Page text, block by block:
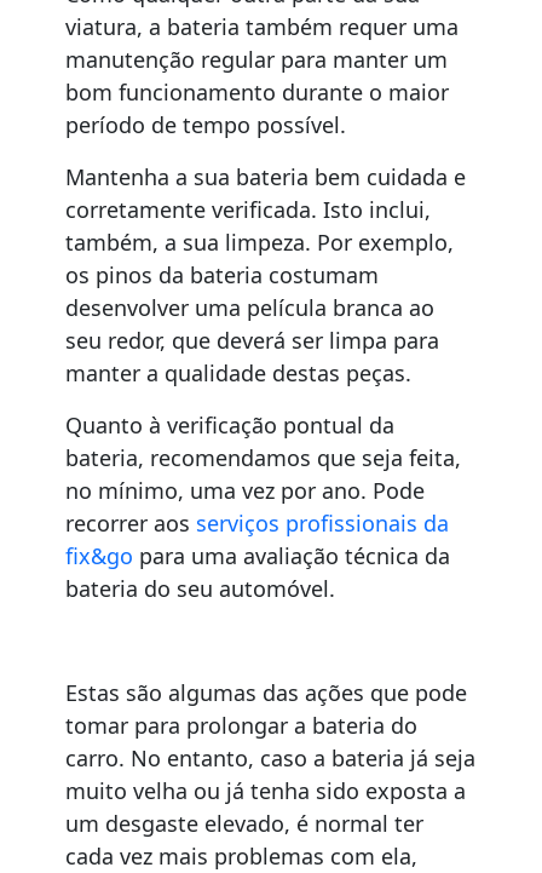
viatura, a bateria também requer uma
manutenção regular para manter um
bom funcionamento durante o maior
período de tempo possível.
Mantenha a sua bateria bem cuidada e
corretamente verificada. Isto inclui,
também, a sua limpeza. Por exemplo,
os pinos da bateria costumam
desenvolver uma película branca ao
seu redor, que deverá ser limpa para
manter a qualidade destas peças.
Quanto à verificação pontual da
bateria, recomendamos que seja feita,
no mínimo, uma vez por ano. Pode
recorrer aos serviços profissionais da
fix&go para uma avaliação técnica da
bateria do seu automóvel.
Estas são algumas das ações que pode
tomar para prolongar a bateria do
carro. No entanto, caso a bateria já seja
muito velha ou já tenha sido exposta a
um desgaste elevado, é normal ter
cada vez mais problemas com ela,